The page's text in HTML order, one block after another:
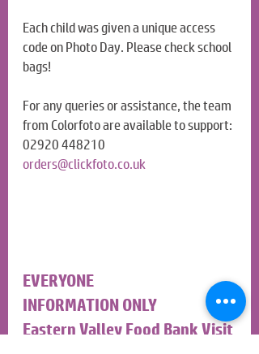
Each child was given a unique access
code on Photo Day. Please check school
bags!
For any queries or assistance, the team
from Colorfoto are available to support:
02920 448210
orders@clickfoto.co.uk
EVERYONE
INFORMATION ONLY
Eastern Valley Food Bank Visit